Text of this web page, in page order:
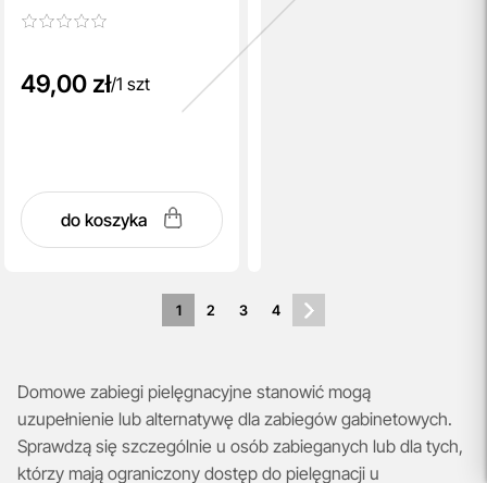
49,00 zł/1 szt
do koszyka
1 2 3 4
Domowe zabiegi pielęgnacyjne stanowić mogą
uzupełnienie lub alternatywę dla zabiegów gabinetowych.
Sprawdzą się szczególnie u osób zabieganych lub dla tych,
którzy mają ograniczony dostęp do pielęgnacji u